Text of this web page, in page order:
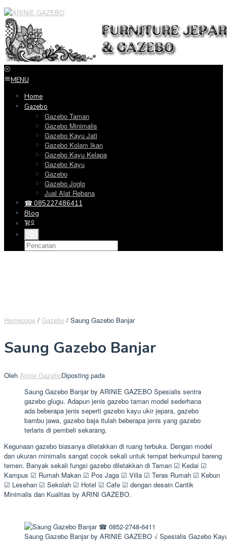
Loncat
ke
konten
MENU
Home
Gazebo
Gazebo Taman
Gazebo Minimalis
Gazebo Kayu Jati
Gazebo Kolam Ikan
Gazebo Kayu Kelapa
Gazebo Kayu
Gazebo
Gazebo Joglo
Jual Alat Rebana
☎ 085227486411
Blog
0
Homepage / Gazebo / Saung Gazebo Banjar
Saung Gazebo Banjar
Oleh Arinie GazeboDiposting pada
Saung Gazebo Banjar by ARINIE GAZEBO Spesialis sentra
gazebo glugu. Adapun jenis gazebo taman model sederhana
ada beberapa jenis seperti gazebo kayu ukir jepara, gazebo
bambu jawa, gazebo baja itulah beberapa jenis yang gazebo
terlaris di pembeli sekarang.
Kegunaan gazebo biasanya diletakkan di ruang terbuka. Dengan model
dan ukuran minimalis sangat cocok sekali untuk tempat berkumpul bareng
temen. Banyak sekali fungsi gazebo diletakkan di Taman ☑ Kedai ☑
Kampus ☑ Rumah Makan ☑ Pos Jaga ☑ Villa ☑ Teras Rumah ☑ Kebun
☑ Lesehan ☑ Sekolah ☑ Hotel ☑ Cafe ☑ dengan desain Cantik
Minimalis dan Kualitas by ARINI GAZEBO.
Saung Gazebo Banjar by ARINIE GAZEBO √ Spesialis Gazebo